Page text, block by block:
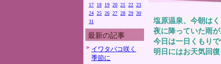
17
18 19 20 21 22 23
24 25 26 27 28 29 30
31
最新の記事
イワタバコ咲く
季節に
塩原温泉、今朝は
夜に降っていた雨
今日は一日くもり
明日にはお天気回